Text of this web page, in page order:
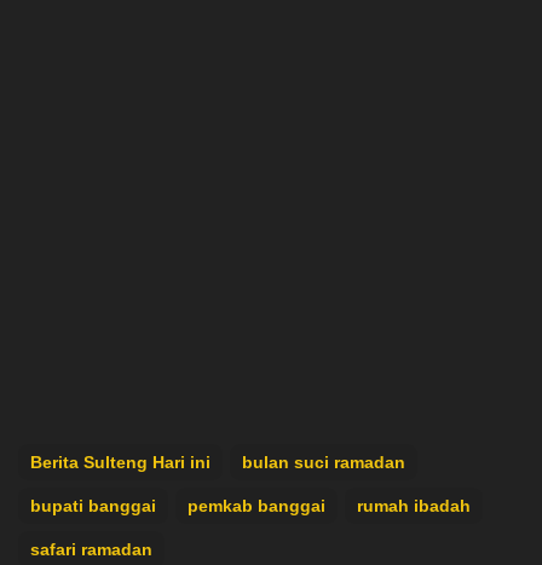
Berita Sulteng Hari ini bulan suci ramadan
bupati banggai pemkab banggai rumah ibadah
safari ramadan